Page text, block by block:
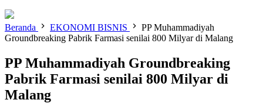
Beranda EKONOMI BISNIS
PP Muhammadiyah
Groundbreaking Pabrik Farmasi senilai 800 Milyar di Malang
PP Muhammadiyah Groundbreaking
Pabrik Farmasi senilai 800 Milyar di
Malang